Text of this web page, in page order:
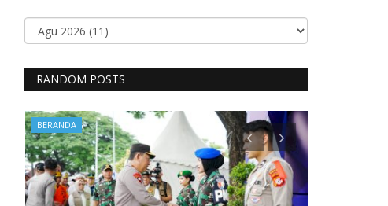
RANDOM POSTS
BERANDA